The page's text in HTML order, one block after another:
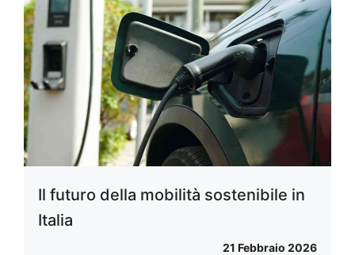
Il futuro della mobilità sostenibile in
Italia
21 Febbraio 2026